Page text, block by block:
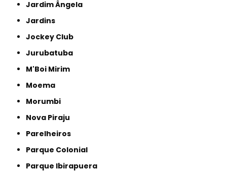
Jardim Ângela
Jardins
Jockey Club
Jurubatuba
M'Boi Mirim
Moema
Morumbi
Nova Piraju
Parelheiros
Parque Colonial
Parque Ibirapuera